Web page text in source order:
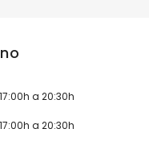
a 20:30h
a 20:30h